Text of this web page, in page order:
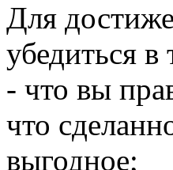
Для
убедиться в
- что вы
что
выгодное;